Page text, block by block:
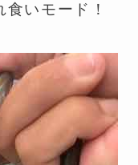
いモード！